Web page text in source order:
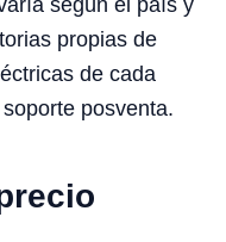
según el país y
propias de
de cada
posventa.